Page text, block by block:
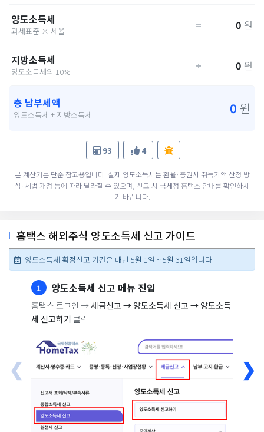
양도소득세
과세표준 × 세율 = 0 원
지방소득세
양도소득세의 10% + 0 원
총 납부세액
양도소득세 + 지방소득세 0 원
93 4
본 계산기는 단순 참고용입니다. 실제 양도소득세는 환율·증권사 취득가액 산정 방
식·세법 개정 등에 따라 달라질 수 있으며, 신고 시 국세청 홈택스 안내를 확인하시
기 바랍니다.
홈택스 해외주식 양도소득세 신고 가이드
양도소득세 확정신고 기간은 매년 5월 1일 ~ 5월 31일입니다.
❮ ❯
1 양도소득세 신고 메뉴 진입
홈택스 로그인 →세금신고 → 양도소득세 신고 → 양도소득
세 신고하기 클릭